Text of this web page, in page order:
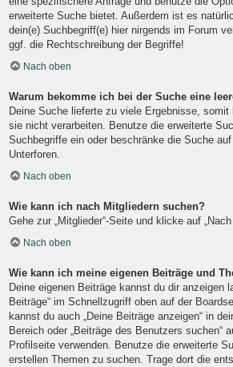
erweiterte Suche bietet. Außerdem ist es
dein(e) Suchbegriff(e) hier nirgends im Forum
ggf. die Rechtschreibung der Begriffe!
Nach oben
Warum bekomme ich bei der Suche eine
Deine Suche lieferte zu viele Ergebnisse, somit
sie nicht verarbeiten. Benutze die erweiterte
Suchbegriffe ein oder beschränke die Suche
Unterforen.
Nach oben
Wie kann ich nach Mitgliedern suchen?
Gehe zur „Mitglieder“-Seite und klicke auf
Nach oben
Wie kann ich meine eigenen Beiträge und
Deine eigenen Beiträge kannst du dir anzeigen
Beiträge“ im Schnellzugriff oben auf der
kannst du auch „Deine Beiträge anzeigen“ in
Bereich oder „Beiträge des Benutzers suchen“
Profilseite verwenden. Benutze die erweiterte
erstellen Themen zu suchen. Trage dort die